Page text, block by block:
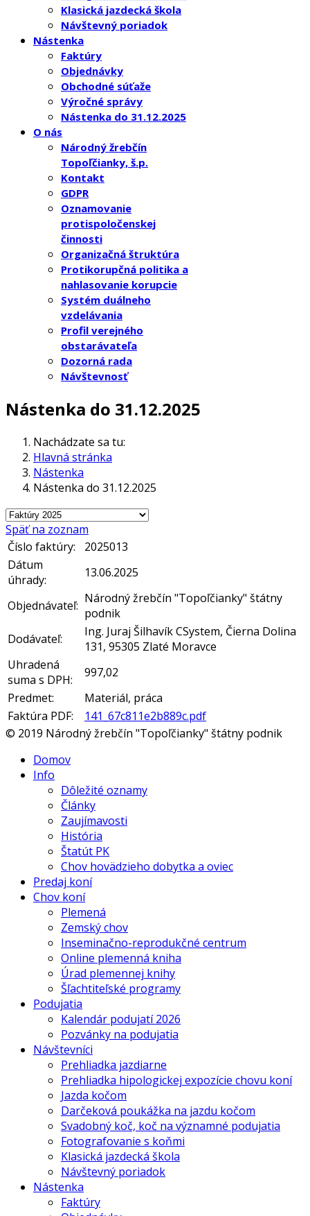
Klasická jazdecká škola
Návštevný poriadok
Nástenka
Faktúry
Objednávky
Obchodné súťaže
Výročné správy
Nástenka do 31.12.2025
O nás
Národný žrebčín
Topoľčianky, š.p.
Kontakt
GDPR
Oznamovanie
protispoločenskej
činnosti
Organizačná štruktúra
Protikorupčná politika a
nahlasovanie korupcie
Systém duálneho
vzdelávania
Profil verejného
obstarávateľa
Dozorná rada
Návštevnosť
Nástenka do 31.12.2025
Nachádzate sa tu:
Hlavná stránka
Nástenka
Nástenka do 31.12.2025
Späť na zoznam
Číslo faktúry:
2025013
Dátum
úhrady:
13.06.2025
Objednávateľ: Národný žrebčín "Topoľčianky" štátny
podnik
Dodávateľ:
Ing. Juraj Šilhavík CSystem, Čierna Dolina
131, 95305 Zlaté Moravce
Uhradená
suma s DPH:
997,02
Predmet:
Materiál, práca
Faktúra PDF:
141_67c811e2b889c.pdf
© 2019 Národný žrebčín "Topoľčianky" štátny podnik
Domov
Info
Dôležité oznamy
Články
Zaujímavosti
História
Štatút PK
Chov hovädzieho dobytka a oviec
Predaj koní
Chov koní
Plemená
Zemský chov
Inseminačno-reprodukčné centrum
Online plemenná kniha
Úrad plemennej knihy
Šľachtiteľské programy
Podujatia
Kalendár podujatí 2026
Pozvánky na podujatia
Návštevníci
Prehliadka jazdiarne
Prehliadka hipologickej expozície chovu koní
Jazda kočom
Darčeková poukážka na jazdu kočom
Svadobný koč, koč na významné podujatia
Fotografovanie s koňmi
Klasická jazdecká škola
Návštevný poriadok
Nástenka
Faktúry